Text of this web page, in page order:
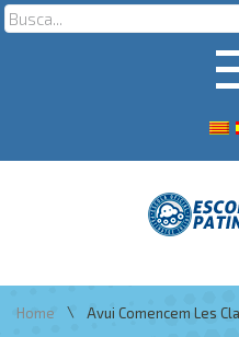
Home \ Avui Comencem Les